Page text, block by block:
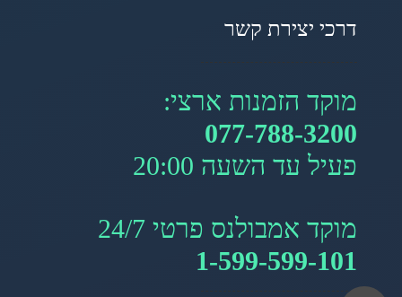
דרכי יצירת קשר
מוקד הזמנות ארצי:
077-788-3200
פעיל עד השעה 20:00
מוקד אמבולנס פרטי 24/7
1-599-599-101